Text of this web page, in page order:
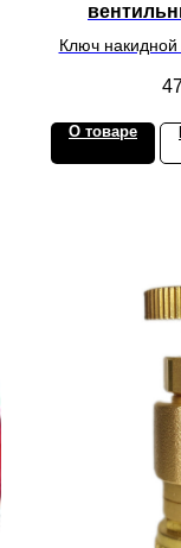
1/
Ключ накидной
О товаре